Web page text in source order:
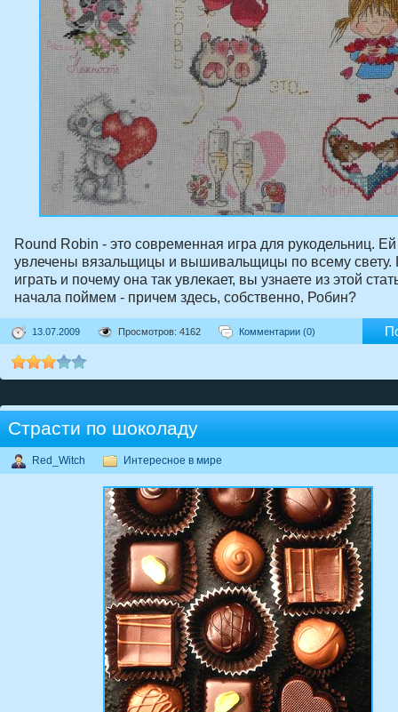
Round Robin - это современная игра для рукодельниц. Ей
увлечены вязальщицы и вышивальщицы по всему свету.
играть и почему она так увлекает, вы узнаете из этой
начала поймем - причем здесь, собственно, Робин?
13.07.2009 Просмотров: 4162 Комментарии (0)
Страсти по шоколаду
Red_Witch Интересное в мире